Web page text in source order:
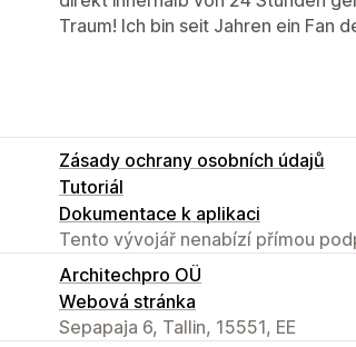
Traum! Ich bin seit Jahren ein Fan
Zásady ochrany osobních údajů
Tutoriál
Dokumentace k aplikaci
Tento vývojář nenabízí přímou
Architechpro OÜ
Webová stránka
Sepapaja 6, Tallin, 15551, EE